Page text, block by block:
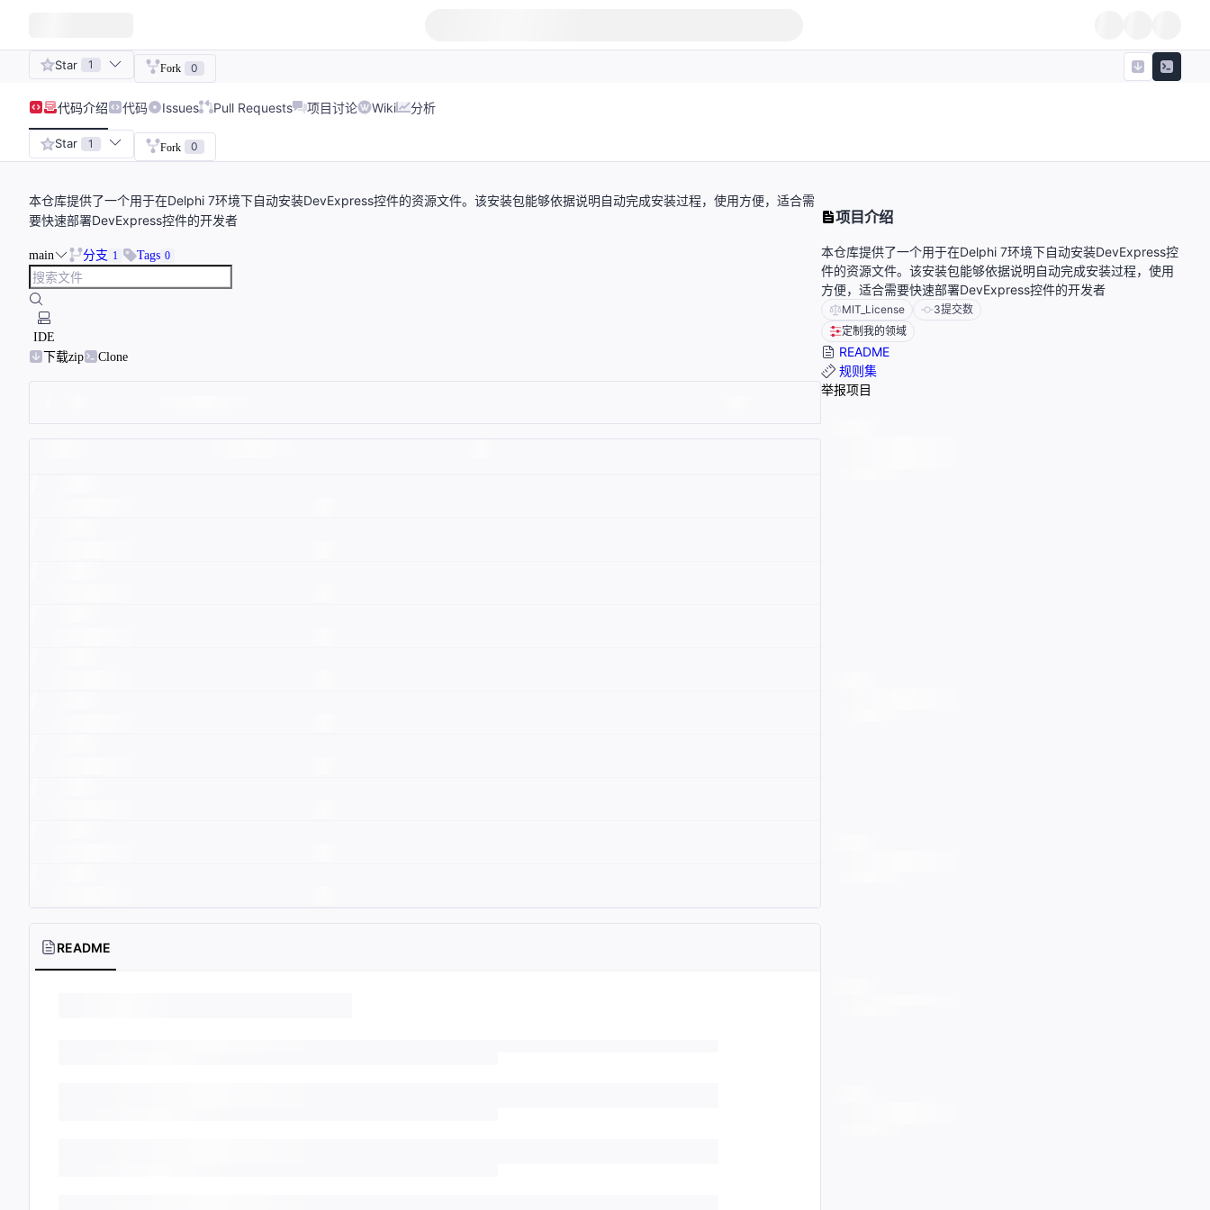
Star 1 Fork 0
代码介绍 代码 Issues Pull Requests 项目讨论 Wiki 分析
Star 1 Fork 0
本仓库提供了一个用于在Delphi 7环境下自动安装DevExpress控件的资源文件。该安装包能够依据说明自动完成安装过程，使用方便，适合需
要快速部署DevExpress控件的开发者
main 分支 1 Tags 0
IDE
下载zip
Clone
README
项目介绍
本仓库提供了一个用于在Delphi 7环境下自动安装DevExpress控
件的资源文件。该安装包能够依据说明自动完成安装过程，使用
方便，适合需要快速部署DevExpress控件的开发者
MIT_License 3提交数
定制我的领域
README
规则集
举报项目